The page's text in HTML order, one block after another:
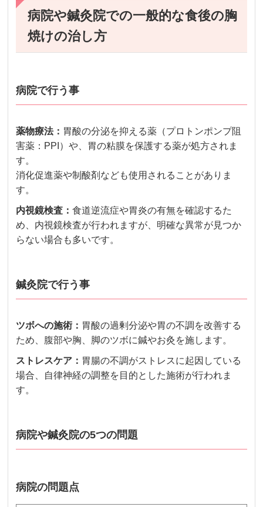
病院や鍼灸院での一般的な食後の胸
焼けの治し方
病院で行う事
薬物療法： 胃酸の分泌を抑える薬（プロトンポンプ阻
害薬：PPI）や、胃の粘膜を保護する薬が処方されま
す。
消化促進薬や制酸剤なども使用されることがありま
す。
内視鏡検査：食道逆流症や胃炎の有無を確認するた
め、内視鏡検査が行われますが、明確な異常が見つか
らない場合も多いです。
鍼灸院で行う事
ツボへの施術： 胃酸の過剰分泌や胃の不調を改善する
ため、腹部や胸、脚のツボに鍼やお灸を施します。
ストレスケア： 胃腸の不調がストレスに起因している
場合、自律神経の調整を目的とした施術が行われま
す。
病院や鍼灸院の5つの問題
病院の問題点